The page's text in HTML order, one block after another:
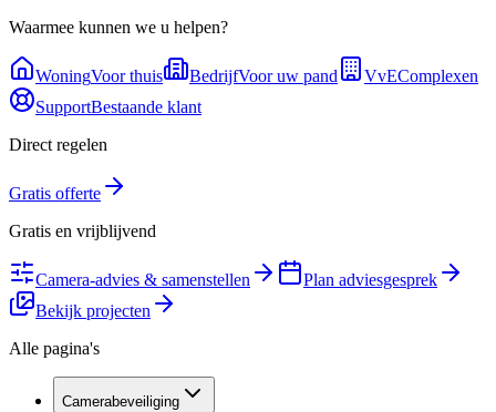
Waarmee kunnen we u helpen?
WoningVoor thuis BedrijfVoor uw pand VvEComplexen
SupportBestaande klant
Direct regelen
Gratis offerte
Gratis en vrijblijvend
Camera-advies & samenstellen
Plan adviesgesprek
Bekijk projecten
Alle pagina's
Camerabeveiliging